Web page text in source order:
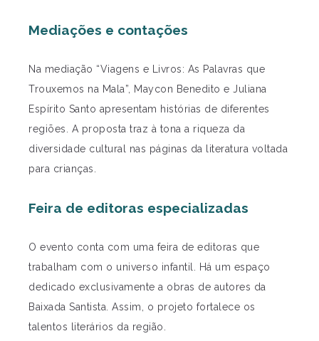
Mediações e contações
Na mediação “Viagens e Livros: As Palavras que
Trouxemos na Mala”, Maycon Benedito e Juliana
Espírito Santo apresentam histórias de diferentes
regiões. A proposta traz à tona a riqueza da
diversidade cultural nas páginas da literatura voltada
para crianças.
Feira de editoras especializadas
O evento conta com uma feira de editoras que
trabalham com o universo infantil. Há um espaço
dedicado exclusivamente a obras de autores da
Baixada Santista. Assim, o projeto fortalece os
talentos literários da região.